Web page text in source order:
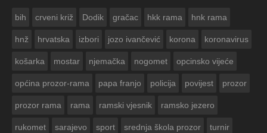
bih crveni križ Dodik gračac hkk rama hnk rama
hnž hrvatska izbori jozo ivančević korona koronavirus
košarka mostar njemačka nogomet opcinsko vijeće
općina prozor-rama papa franjo policija povijest prozor
prozor rama rama ramski vjesnik ramsko jezero
rukomet sarajevo sport srednja škola prozor turnir